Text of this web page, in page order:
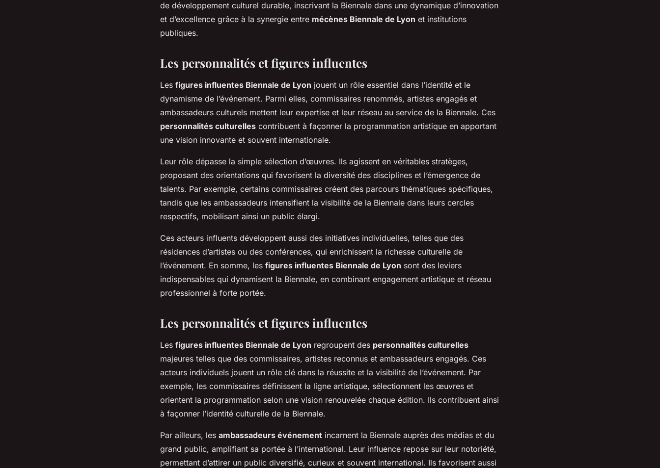
de développement culturel durable, inscrivant la Biennale dans une dynamique d’innovation
et d’excellence grâce à la synergie entre mécènes Biennale de Lyon et institutions
publiques.
Les personnalités et figures influentes
Les figures influentes Biennale de Lyon jouent un rôle essentiel dans l’identité et le
dynamisme de l’événement. Parmi elles, commissaires renommés, artistes engagés et
ambassadeurs culturels mettent leur expertise et leur réseau au service de la Biennale. Ces
personnalités culturelles contribuent à façonner la programmation artistique en apportant
une vision innovante et souvent internationale.
Leur rôle dépasse la simple sélection d’œuvres. Ils agissent en véritables stratèges,
proposant des orientations qui favorisent la diversité des disciplines et l’émergence de
talents. Par exemple, certains commissaires créent des parcours thématiques spécifiques,
tandis que les ambassadeurs intensifient la visibilité de la Biennale dans leurs cercles
respectifs, mobilisant ainsi un public élargi.
Ces acteurs influents développent aussi des initiatives individuelles, telles que des
résidences d’artistes ou des conférences, qui enrichissent la richesse culturelle de
l’événement. En somme, les figures influentes Biennale de Lyon sont des leviers
indispensables qui dynamisent la Biennale, en combinant engagement artistique et réseau
professionnel à forte portée.
Les personnalités et figures influentes
Les figures influentes Biennale de Lyon regroupent des personnalités culturelles
majeures telles que des commissaires, artistes reconnus et ambassadeurs engagés. Ces
acteurs individuels jouent un rôle clé dans la réussite et la visibilité de l’événement. Par
exemple, les commissaires définissent la ligne artistique, sélectionnent les œuvres et
orientent la programmation selon une vision renouvelée chaque édition. Ils contribuent ainsi
à façonner l’identité culturelle de la Biennale.
Par ailleurs, les ambassadeurs événement incarnent la Biennale auprès des médias et du
grand public, amplifiant sa portée à l’international. Leur influence repose sur leur notoriété,
permettant d’attirer un public diversifié, curieux et souvent international. Ils favorisent aussi